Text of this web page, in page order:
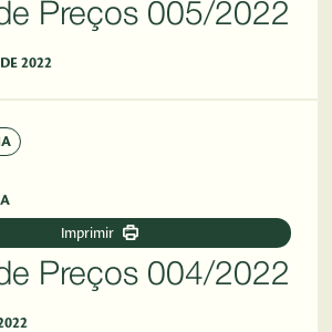
Preços 005/2022
2022
Imprimir
Preços 004/2022